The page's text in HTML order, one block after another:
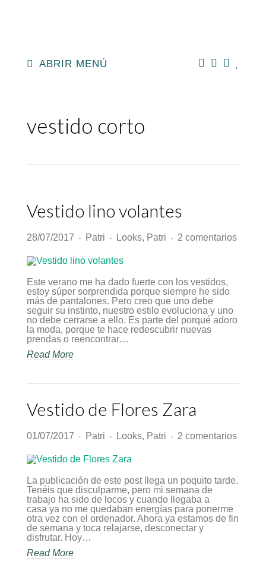
ABRIR MENÚ
vestido corto
Vestido lino volantes
28/07/2017 ♦ Patri ♦ Looks, Patri ♦ 2 comentariosen
Este verano me ha dado fuerte con los vestidos,
estoy súper sorprendida porque siempre he sido
más de pantalones. Pero creo que uno debe
seguir su instinto, nuestro estilo evoluciona y uno
no debe cerrarse a ello. Es parte del porqué adoro
la moda, porque te hace redescubrir nuevas
prendas o reencontrar…
Read More
Vestido de Flores Zara
01/07/2017 ♦ Patri ♦ Looks, Patri ♦ 2 comentariosen
La publicación de este post llega un poquito tarde.
Tenéis que disculparme, pero mi semana de
trabajo ha sido de locos y cuando llegaba a
casa ya no me quedaban energías para ponerme
otra vez con el ordenador. Ahora ya estamos de fin
de semana y toca relajarse, desconectar y
disfrutar. Hoy…
Read More